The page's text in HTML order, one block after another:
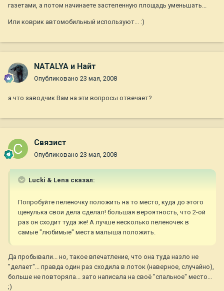
газетами, а потом начинаете застеленную площадь уменьшать...
Или коврик автомобильный используют... :)
NATALYA и Найт
Опубликовано 23 мая, 2008
а что заводчик Вам на эти вопросы отвечает?
Связист
Опубликовано 23 мая, 2008
Lucki & Lena сказал:
Попробуйте пеленочку положить на то место, куда до этого
щенулька свои дела сделал! большая вероятность, что 2-ой
раз он сходит туда же! А лучше несколько пеленочек в
самые "любимые" места малыша положить.
Да пробывали... но, такое впечатление, что она туда назло не
"делает"... правда один раз сходила в лоток (наверное, случайно),
больше не повторяла... зато написала на своё "спальное" место...
;)